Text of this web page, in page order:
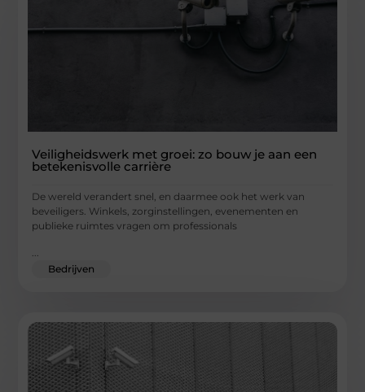
Veiligheidswerk met groei: zo bouw je aan een
betekenisvolle carrière
De wereld verandert snel, en daarmee ook het werk van
beveiligers. Winkels, zorginstellingen, evenementen en
publieke ruimtes vragen om professionals
Bedrijven